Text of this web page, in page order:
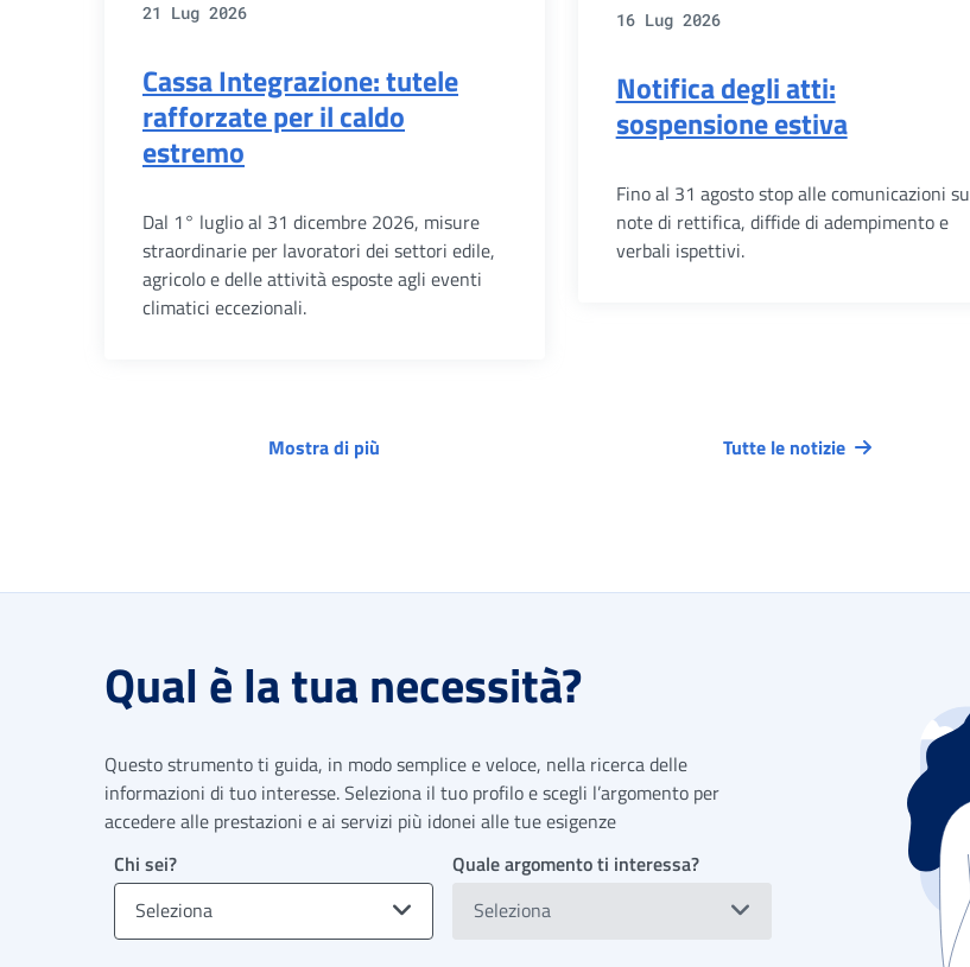
21 Lug 2026
Cassa Integrazione: tutele
rafforzate per il caldo
estremo
Dal 1° luglio al 31 dicembre 2026, misure
straordinarie per lavoratori dei settori edile,
agricolo e delle attività esposte agli eventi
climatici eccezionali.
16 Lug 2026
Notifica degli atti:
sospensione estiva
Fino al 31 agosto stop alle comunicazioni su
note di rettifica, diffide di adempimento e
verbali ispettivi.
Mostra di più Tutte le notizie
Qual è la tua necessità?
Questo strumento ti guida, in modo semplice e veloce, nella ricerca delle
informazioni di tuo interesse. Seleziona il tuo profilo e scegli l’argomento per
accedere alle prestazioni e ai servizi più idonei alle tue esigenze
Chi sei?
Seleziona
Quale argomento ti interessa?
Seleziona